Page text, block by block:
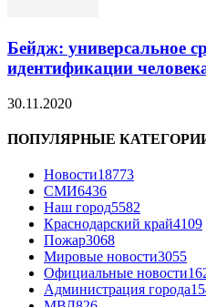
Бейдж: универсальное
идентификации
30.11.2020
ПОПУЛЯРНЫЕ
Новости18773
СМИ6436
Наш город5582
Краснодарский край4109
Пожар3068
Мировые новости3055
Официальные новости
Администрация города